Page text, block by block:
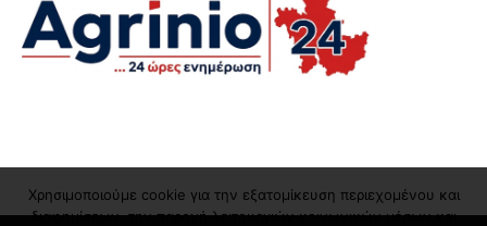
Χρησιμοποιούμε cookie για την εξατομίκευση περιεχομένου και
διαφημίσεων, την παροχή λειτουργιών κοινωνικών μέσων και